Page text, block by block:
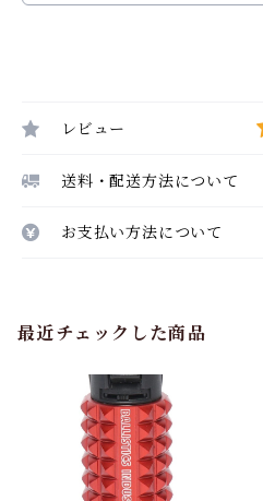
レビュー
送料・配送方法について
お支払い方法について
最近チェックした商品